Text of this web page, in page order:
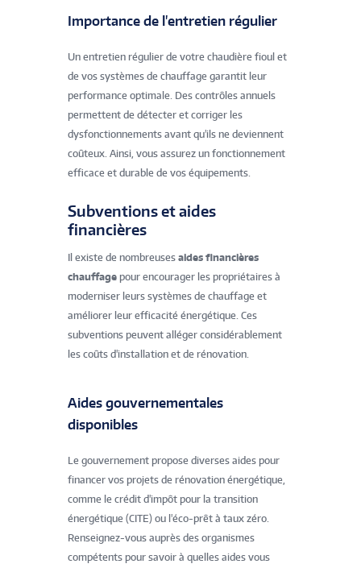
Importance de l'entretien régulier
Un entretien régulier de votre chaudière fioul et
de vos systèmes de chauffage garantit leur
performance optimale. Des contrôles annuels
permettent de détecter et corriger les
dysfonctionnements avant qu'ils ne deviennent
coûteux. Ainsi, vous assurez un fonctionnement
efficace et durable de vos équipements.
Subventions et aides
financières
Il existe de nombreuses aides financières
chauffage pour encourager les propriétaires à
moderniser leurs systèmes de chauffage et
améliorer leur efficacité énergétique. Ces
subventions peuvent alléger considérablement
les coûts d'installation et de rénovation.
Aides gouvernementales
disponibles
Le gouvernement propose diverses aides pour
financer vos projets de rénovation énergétique,
comme le crédit d'impôt pour la transition
énergétique (CITE) ou l'éco-prêt à taux zéro.
Renseignez-vous auprès des organismes
compétents pour savoir à quelles aides vous